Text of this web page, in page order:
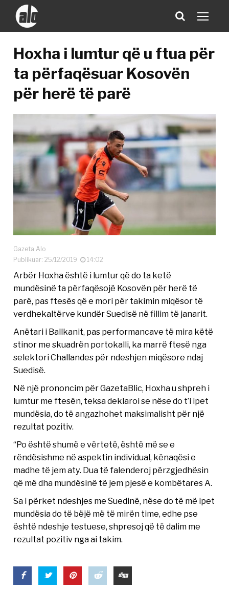
Hoxha i lumtur që u ftua për
ta përfaqësuar Kosovën
për herë të parë
Gazeta Alo
Publikuar: 25/12/2019
14:02
Arbër Hoxha është i lumtur që do ta ketë
mundësinë ta përfaqësojë Kosovën për herë të
parë, pas ftesës që e mori për takimin miqësor të
verdhekaltërve kundër Suedisë në fillim të janarit.
Anëtari i Ballkanit, pas performancave të mira këtë
stinor me skuadrën portokalli, ka marrë ftesë nga
selektori Challandes për ndeshjen miqësore ndaj
Suedisë.
Në një prononcim për GazetaBlic, Hoxha u shpreh i
lumtur me ftesën, teksa deklaroi se nëse do t’i ipet
mundësia, do të angazhohet maksimalisht për një
rezultat pozitiv.
“Po është shumë e vërtetë, është më se e
rëndësishme në aspektin individual, kënaqësi e
madhe të jem aty. Dua të falenderoj përzgjedhësin
që më dha mundësinë të jem pjesë e kombëtares A.
Sa i përket ndeshjes me Suedinë, nëse do të më ipet
mundësia do të bëjë më të mirën time, edhe pse
është ndeshje testuese, shpresoj që të dalim me
rezultat pozitiv nga ai takim.